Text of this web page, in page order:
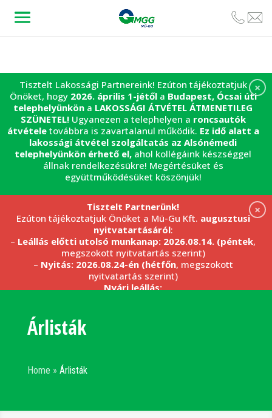
×
Tisztelt Lakossági Partnereink! Ezúton tájékoztatjuk
Önöket, hogy 2026. április 1-jétőla Budapest, Ócsai úti
telephelyünkön a LAKOSSÁGI ÁTVÉTEL ÁTMENETILEG
SZÜNETEL! Ugyanezen a telephelyen a roncsautók
átvételetovábbra is zavartalanul működik. Ez idő alatt a
lakossági átvétel szolgáltatás az Alsónémedi
telephelyünkön érhető el, ahol kollégáink készséggel
állnak rendelkezésükre! Megértésüket és
együttműködésüket köszönjük!
×
Tisztelt Partnerünk!
Ezúton tájékoztatjuk Önöket a Mü-Gu Kft. augusztusi
nyitvatartásáról:
– Leállás előtti utolsó munkanap: 2026.08.14. (péntek,
megszokott nyitvatartás szerint)
– Nyitás: 2026.08.24-én (hétfőn, megszokott
nyitvatartás szerint)
Nyári leállás:
Kérjük, szíveskedjenek beszállításaikat a fenti
nyitvatartási idő szerint megszervezni.
Árlisták
Home » Árlisták